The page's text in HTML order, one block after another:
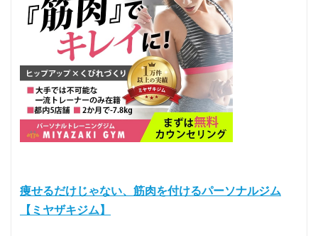
痩せるだけじゃない、筋肉を付けるパーソナルジム
【ミヤザキジム】